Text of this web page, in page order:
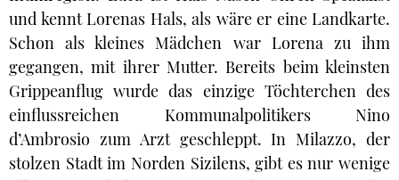
und kennt Lorenas Hals, als wäre er eine Landkarte.
Schon als kleines Mädchen war Lorena zu ihm
gegangen, mit ihrer Mutter. Bereits beim kleinsten
Grippeanflug wurde das einzige Töchterchen des
einflussreichen Kommunalpolitikers Nino
d’Ambrosio zum Arzt geschleppt. In Milazzo, der
stolzen Stadt im Norden Sizilens, gibt es nur wenige